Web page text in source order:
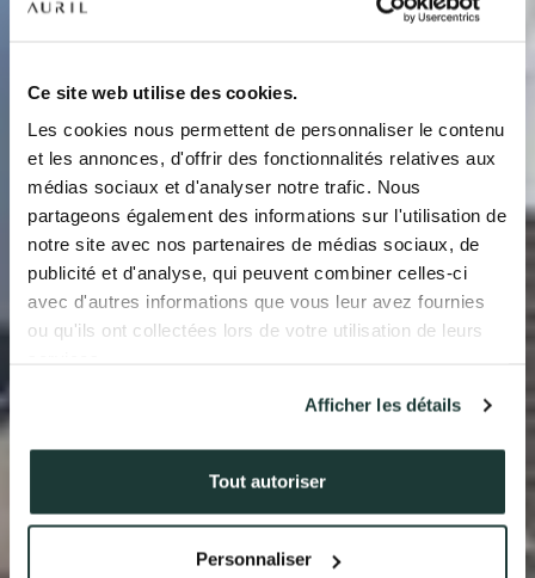
Ce site web utilise des cookies.
Les cookies nous permettent de personnaliser le contenu
et les annonces, d'offrir des fonctionnalités relatives aux
médias sociaux et d'analyser notre trafic. Nous
partageons également des informations sur l'utilisation de
notre site avec nos partenaires de médias sociaux, de
publicité et d'analyse, qui peuvent combiner celles-ci
avec d'autres informations que vous leur avez fournies
ou qu'ils ont collectées lors de votre utilisation de leurs
Afficher les détails
Tout autoriser
Personnaliser
QUI SOMMES-NOUS ?
L’EXPERTISE AURIL
NOS RÉALISATIONS
ACTUALITÉS
COMPTE CLIENT
41 av. François Mitterrand
+33(0)4.58.09.05.00